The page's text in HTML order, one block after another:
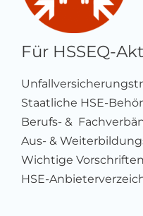
Für HSSEQ-
Staatliche HSE-
Berufs- &
Aus- &
Wichtige Vorschriften
HSE-